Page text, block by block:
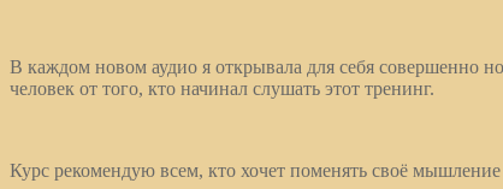
В каждом новом аудио я открывала для себя совершенно
человек от того, кто начинал слушать этот тренинг.
Курс рекомендую всем, кто хочет поменять своё